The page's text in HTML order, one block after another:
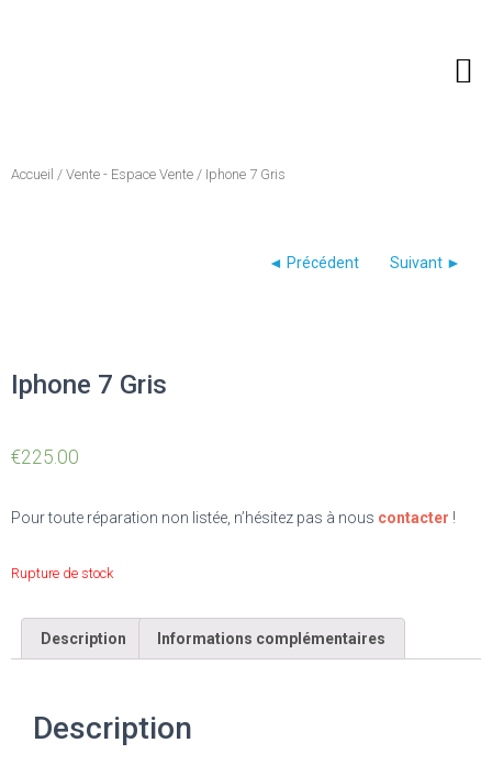
Accueil / Vente - Espace Vente / Iphone 7 Gris
Iphone 7 Gris
€225.00
Pour toute réparation non listée, n’hésitez pas à nous contacter !
Rupture de stock
Description Informations complémentaires
Description